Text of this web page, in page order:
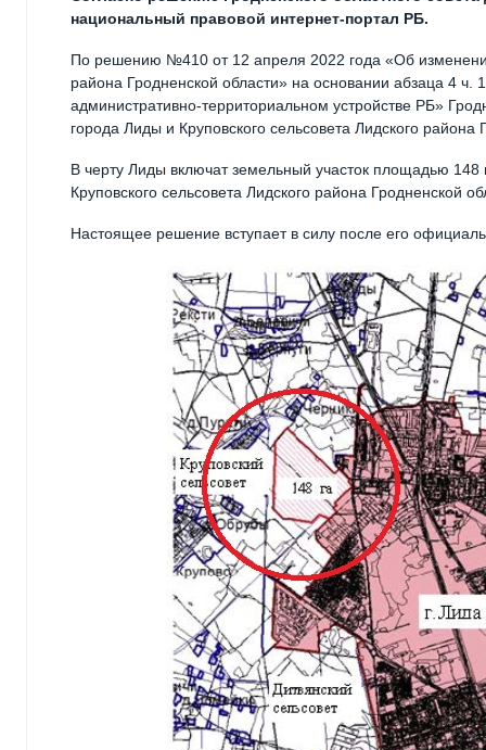
национальный правовой интернет-портал РБ.
По решению №410 от 12 апреля 2022 года «Об
района Гродненской области» на основании абзаца 4
административно-территориальном устройстве РБ»
города Лиды и Круповского сельсовета Лидского района
В черту Лиды включат земельный участок площадью 148
Круповского сельсовета Лидского района Гродненской
Настоящее решение вступает в силу после его